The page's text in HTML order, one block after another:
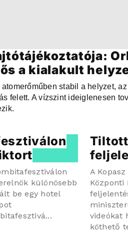
a kialakult
stabil a helyzet,
felett. A vízszint ideiglenesen
különösebb
be egy hotel
A
Központi
videókat
köthető